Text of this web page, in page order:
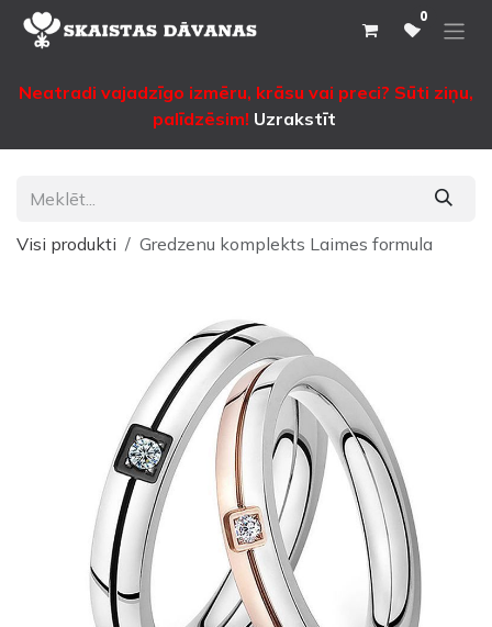
Pāriet pie satura 0
Neatradi vajadzīgo izmēru, krāsu vai preci? Sūti ziņu,
palīdzēsim! Uzrakstīt
Visi produkti Gredzenu komplekts Laimes formula